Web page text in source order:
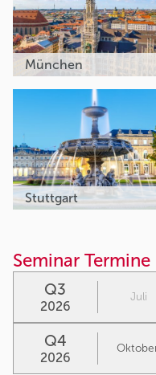
München
Stuttgart
Seminar
Q3
2026
Juli
Q4
2026